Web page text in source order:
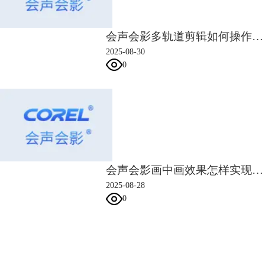
的剪辑技巧之外，视频的主题和情节设置非常重要，有合理的故事情节做
路，可以从会声会影训练营找到相关的剪辑课程，提升自己的剪辑逻辑和
图7 会声会影剪辑课程
如果你已经准备好开始剪辑视频，并且所有素材都已经准备到位。我们就
可以打开会声会影，开启自己的视频剪辑之旅。
会声会影多轨道剪辑如何操作 会声会影多轨道剪辑素材同步对齐方法
2025-08-30
0
会声会影画中画效果怎样实现 会声会影画中画大小与比例调整步骤
2025-08-28
0